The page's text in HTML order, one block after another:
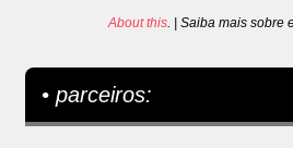
About this. | Saiba mais sobre
• parceiros: